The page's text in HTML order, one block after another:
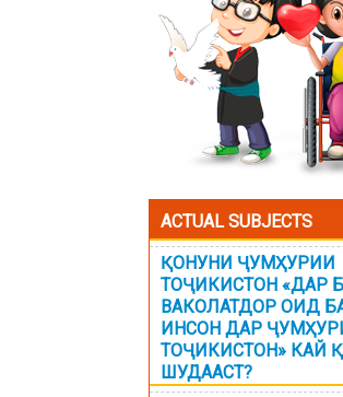
ACTUAL SUBJECTS
ҚОНУНИ ҶУМҲУРИИ
ТОҶИКИСТОН «ДАР
ВАКОЛАТДОР ОИД
ИНСОН ДАР
ТОҶИКИСТОН» КАЙ
ШУДААСТ?